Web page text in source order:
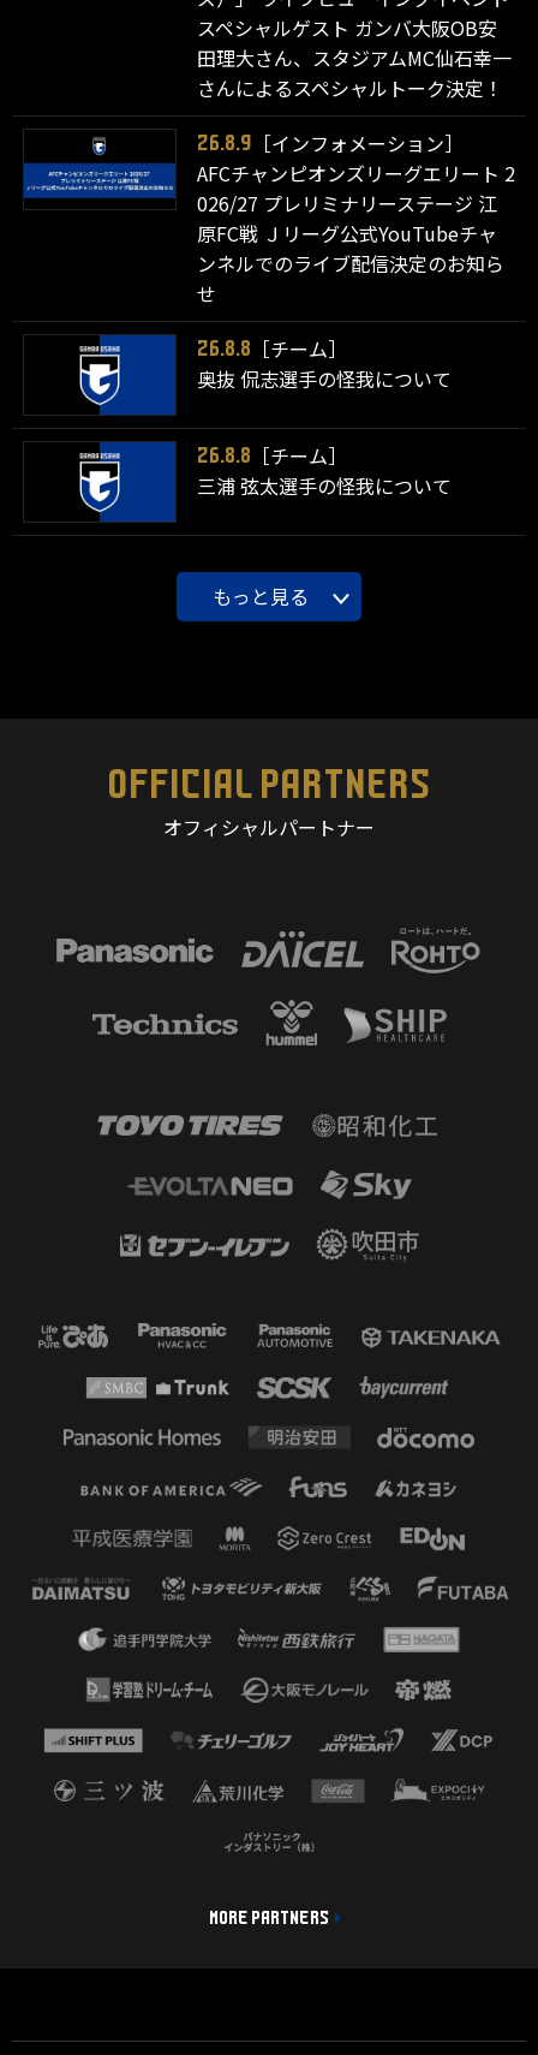
スペシャルゲスト ガンバ大阪OB安
田理大さん、スタジアムMC仙石幸一
さんによるスペシャルトーク決定！
26.8.9
［インフォメーション］
AFCチャンピオンズリーグエリート 2
026/27 プレリミナリーステージ 江
原FC戦 Ｊリーグ公式YouTubeチャ
ンネルでのライブ配信決定のお知ら
せ
26.8.8
［チーム］
奥抜 侃志選手の怪我について
26.8.8
［チーム］
三浦 弦太選手の怪我について
もっと見る
OFFICIAL PARTNERS
オフィシャルパートナー
MORE PARTNERS